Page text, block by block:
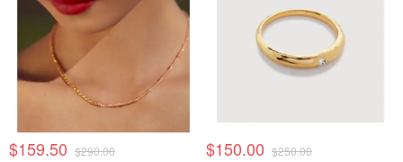
$159.50 $290.00 $150.00 $250.00